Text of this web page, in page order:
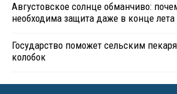
Августовское солнце обманчиво:
необходима защита даже в конце лета
Государство поможет сельским
колобок